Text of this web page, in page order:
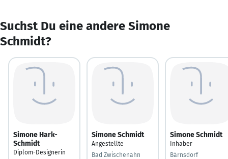
Suchst Du eine andere Simone
Schmidt?
Simone Hark-
Schmidt
Diplom-Designerin
Simone Schmidt
Angestellte
Bad Zwischenahn
Simone Schmidt
Inhaber
Bärnsdorf